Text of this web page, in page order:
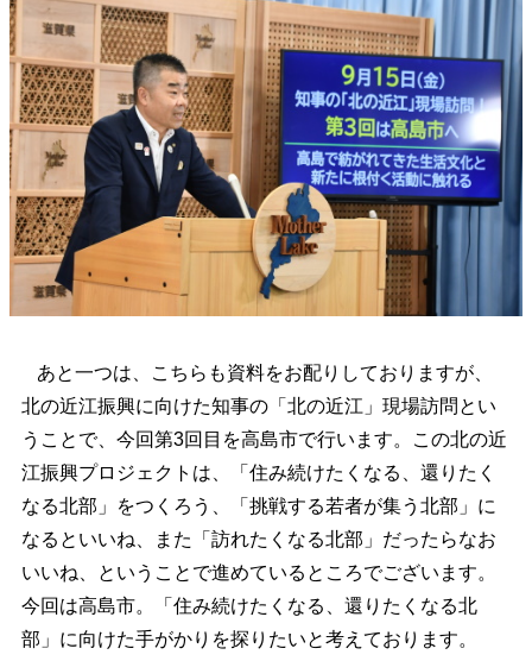
あと一つは、こちらも資料をお配りしておりますが、
北の近江振興に向けた知事の「北の近江」現場訪問とい
うことで、今回第3回目を高島市で行います。この北の近
江振興プロジェクトは、「住み続けたくなる、還りたく
なる北部」をつくろう、「挑戦する若者が集う北部」に
なるといいね、また「訪れたくなる北部」だったらなお
いいね、ということで進めているところでございます。
今回は高島市。「住み続けたくなる、還りたくなる北
部」に向けた手がかりを探りたいと考えております。